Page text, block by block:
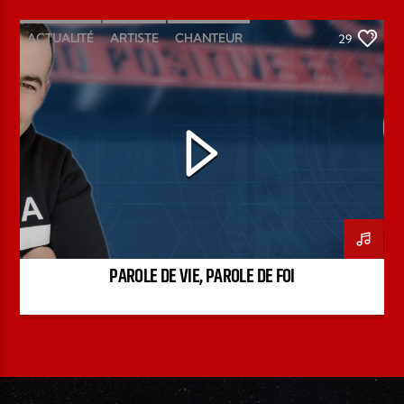
ACTUALITÉ ARTISTE CHANTEUR
ÉMISSION INTERVIEW KENZO DAVID
PAROLE DE FOI PAROLE DE VIE
PODCAST
29
PAROLE DE VIE, PAROLE DE FOI